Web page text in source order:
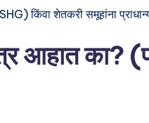
किंवा शेतकरी समूहांना
आहात का?